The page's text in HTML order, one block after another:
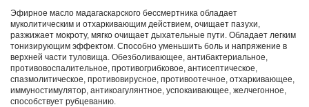
Эфирное масло мадагаскарского бессмертника обладает
муколитическим и отхаркивающим действием, очищает пазухи,
разжижает мокроту, мягко очищает дыхательные пути. Обладает легким
тонизирующим эффектом. Способно уменьшить боль и напряжение в
верхней части туловища. Обезболивающее, антибактериальное,
противовоспалительное, противогрибковое, антисептическое,
спазмолитическое, противовирусное, противоотечное, отхаркивающее,
иммуностимулятор, антикоагулянтное, успокаивающее, желчегонное,
способствует рубцеванию.